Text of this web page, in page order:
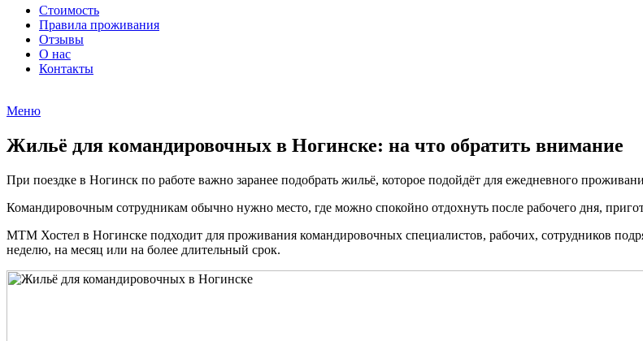
Стоимость
Правила проживания
Отзывы
О нас
Контакты
Меню
Жильё для командировочных в Ногинске: на что обратить внимание
При поездке в Ногинск по работе важно заранее подобрать жильё, которое подойдёт для ежедневного
Командировочным сотрудникам обычно нужно место, где можно спокойно отдохнуть после рабочего дня,
МТМ Хостел в Ногинске подходит для проживания командировочных специалистов, рабочих, сотрудников
неделю, на месяц или на более длительный срок.